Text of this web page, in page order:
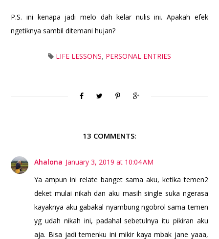
P.S. ini kenapa jadi melo dah kelar nulis ini. Apakah efek
ngetiknya sambil ditemani hujan?
LIFE LESSONS, PERSONAL ENTRIES
13 COMMENTS:
Ahalona January 3, 2019 at 10:04 AM
Ya ampun ini relate banget sama aku, ketika temen2
deket mulai nikah dan aku masih single suka ngerasa
kayaknya aku gabakal nyambung ngobrol sama temen
yg udah nikah ini, padahal sebetulnya itu pikiran aku
aja. Bisa jadi temenku ini mikir kaya mbak jane yaaa,